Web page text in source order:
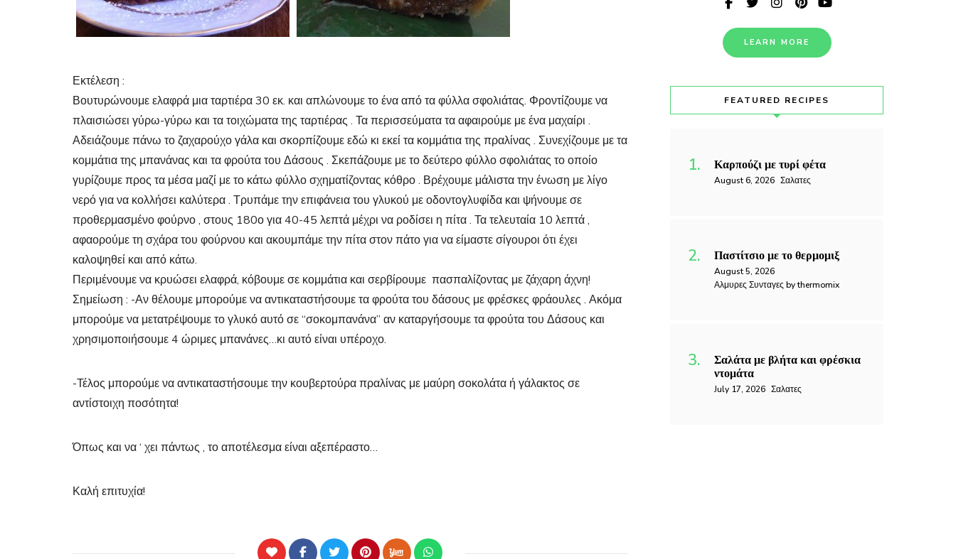
Εκτέλεση :
Βουτυρώνουμε ελαφρά μια ταρτιέρα 30 εκ. και απλώνουμε το ένα από τα φύλλα σφολιάτας. Φροντίζουμε να
πλαισιώσει γύρω-γύρω και τα τοιχώματα της ταρτιέρας . Τα περισσεύματα τα αφαιρούμε με ένα μαχαίρι .
Αδειάζουμε πάνω το ζαχαρούχο γάλα και σκορπίζουμε εδώ κι εκεί τα κομμάτια της πραλίνας . Συνεχίζουμε με τα
κομμάτια της μπανάνας και τα φρούτα του Δάσους . Σκεπάζουμε με το δεύτερο φύλλο σφολιάτας το οποίο
γυρίζουμε προς τα μέσα μαζί με το κάτω φύλλο σχηματίζοντας κόθρο . Βρέχουμε μάλιστα την ένωση με λίγο
νερό για να κολλήσει καλύτερα . Τρυπάμε την επιφάνεια του γλυκού με οδοντογλυφίδα και ψήνουμε σε
προθερμασμένο φούρνο , στους 180ο για 40-45 λεπτά μέχρι να ροδίσει η πίτα . Τα τελευταία 10 λεπτά ,
αφαορούμε τη σχάρα του φούρνου και ακουμπάμε την πίτα στον πάτο για να είμαστε σίγουροι ότι έχει
καλοψηθεί και από κάτω.
Περιμένουμε να κρυώσει ελαφρά, κόβουμε σε κομμάτια και σερβίρουμε πασπαλίζοντας με ζάχαρη άχνη!
Σημείωση : -Αν θέλουμε μπορούμε να αντικαταστήσουμε τα φρούτα του δάσους με φρέσκες φράουλες . Ακόμα
μπορούμε να μετατρέψουμε το γλυκό αυτό σε “σοκομπανάνα” αν καταργήσουμε τα φρούτα του Δάσους και
χρησιμοποιήσουμε 4 ώριμες μπανάνες…κι αυτό είναι υπέροχο.
-Τέλος μπορούμε να αντικαταστήσουμε την κουβερτούρα πραλίνας με μαύρη σοκολάτα ή γάλακτος σε
αντίστοιχη ποσότητα!
Όπως και να ‘ χει πάντως , το αποτέλεσμα είναι αξεπέραστο…
Καλή επιτυχία!
LEARN MORE
FEATURED RECIPES
Καρπούζι με τυρί φέτα
August 6, 2026 Σαλατες
Παστίτσιο με το θερμομιξ
August 5, 2026
Αλμυρες Συνταγες by thermomix
Σαλάτα με βλήτα και φρέσκια
ντομάτα
July 17, 2026 Σαλατες